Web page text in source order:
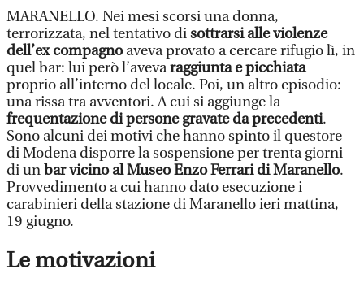
MARANELLO. Nei mesi scorsi una donna,
terrorizzata, nel tentativo disottrarsi alle violenze
dell’ex compagnoaveva provato a cercare rifugio lì, in
quel bar: lui però l’avevaraggiunta e picchiata
proprio all’interno del locale. Poi, un altro episodio:
una rissa tra avventori. A cui si aggiunge la
frequentazione di persone gravate da precedenti.
Sono alcuni dei motivi che hanno spinto il questore
di Modena disporre la sospensione per trenta giorni
di un bar vicino al Museo Enzo Ferrari di Maranello.
Provvedimento a cui hanno dato esecuzione i
carabinieri della stazione di Maranello ieri mattina,
19 giugno.
Le motivazioni